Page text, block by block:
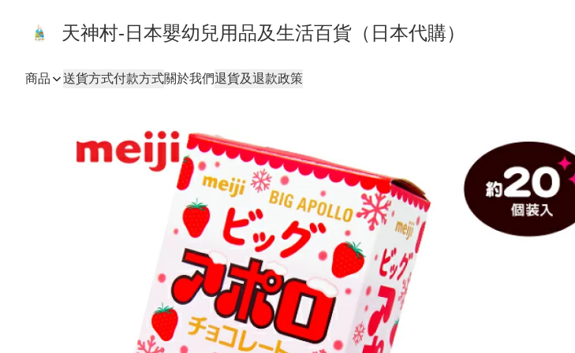
天神村-日本嬰幼兒用品及生活百貨（日本代購）
商品 送貨方式付款方式關於我們退貨及退款政策